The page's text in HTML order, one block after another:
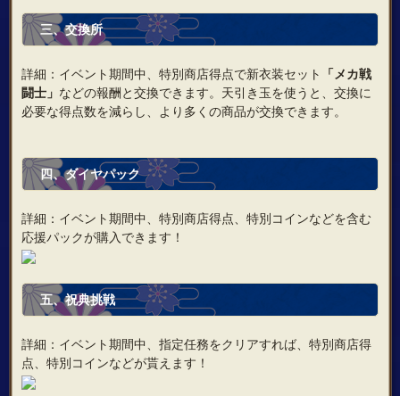
三、交換所
詳細：イベント期間中、特別商店得点で新衣装セット 「メカ戦
闘士」 などの報酬と交換できます。天引き玉を使うと、交換に
必要な得点数を減らし、より多くの商品が交換できます。
四、ダイヤパック
詳細：イベント期間中、特別商店得点、特別コインなどを含む
応援パックが購入できます！
五、祝典挑戦
詳細：イベント期間中、指定任務をクリアすれば、特別商店得
点、特別コインなどが貰えます！